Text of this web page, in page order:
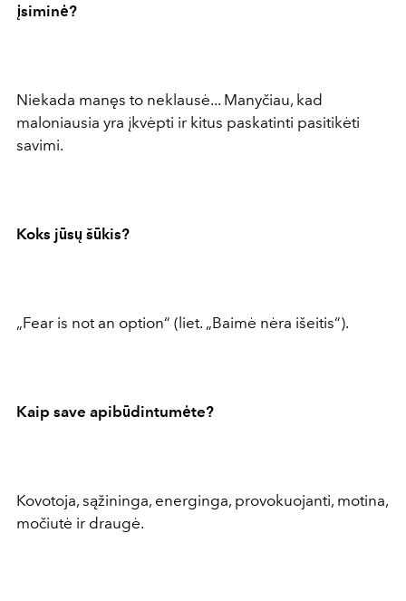
įsiminė?
Niekada manęs to neklausė... Manyčiau, kad
maloniausia yra įkvėpti ir kitus paskatinti pasitikėti
savimi.
Koks jūsų šūkis?
„Fear is not an option“ (liet. „Baimė nėra išeitis“).
Kaip save apibūdintumėte?
Kovotoja, sąžininga, energinga, provokuojanti, motina,
močiutė ir draugė.